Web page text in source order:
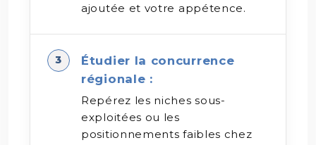
ajoutée et votre appétence.
Étudier la concurrence
régionale :
Repérez les niches sous-
exploitées ou les
positionnements faibles chez